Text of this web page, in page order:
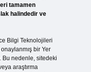
tamamen
halindedir ve
Bilgi Teknolojileri
bir Yer
Bu nedenle, sitedeki
araştırma